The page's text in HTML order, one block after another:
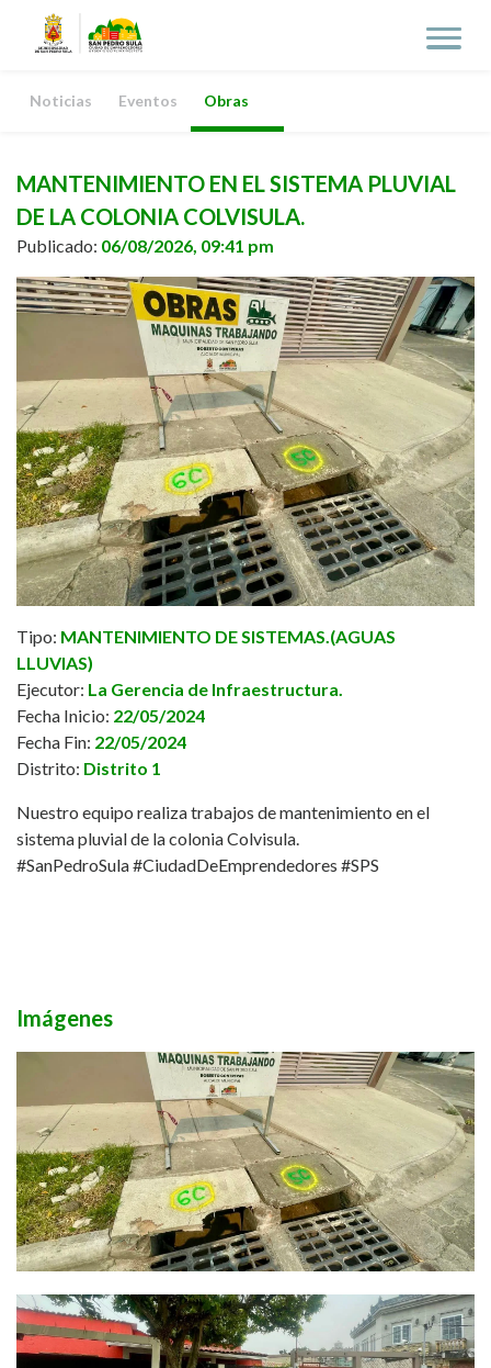
Noticias Eventos Obras
MANTENIMIENTO EN EL SISTEMA PLUVIAL
DE LA COLONIA COLVISULA.
Publicado: 06/08/2026, 09:41 pm
Tipo: MANTENIMIENTO DE SISTEMAS.(AGUAS
LLUVIAS)
Ejecutor: La Gerencia de Infraestructura.
Fecha Inicio: 22/05/2024
Fecha Fin: 22/05/2024
Distrito: Distrito 1
Nuestro equipo realiza trabajos de mantenimiento en el
sistema pluvial de la colonia Colvisula.
#SanPedroSula#CiudadDeEmprendedores #SPS
Imágenes